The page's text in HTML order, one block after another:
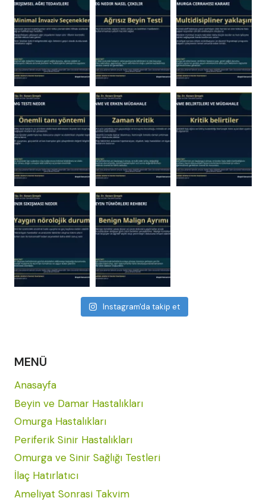
Instagram'da takip et
MENÜ
Anasayfa
Beyin ve Damar Hastalıkları
Omurga Hastalıkları
Periferik Sinir Hastalıkları
Omurga ve Sinir Sağlığı Testleri
İlaç Hatırlatıcı
Ameliyat Sonrasi Takvim